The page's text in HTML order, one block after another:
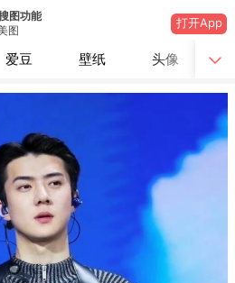
图功能
图
打开App
爱豆 壁纸 头像